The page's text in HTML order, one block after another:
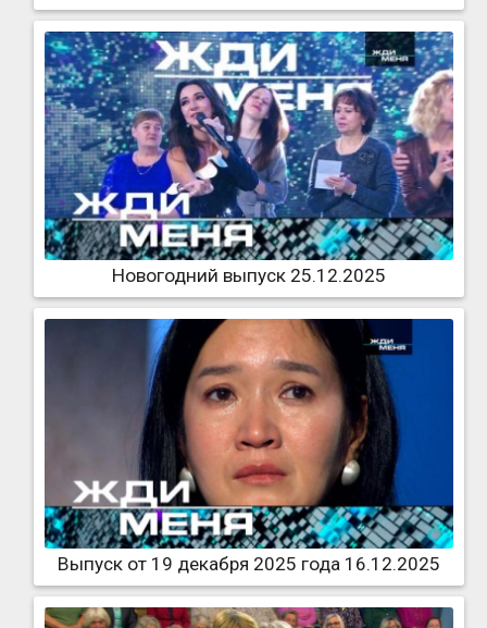
Новогодний выпуск 25.12.2025
Выпуск от 19 декабря 2025 года 16.12.2025